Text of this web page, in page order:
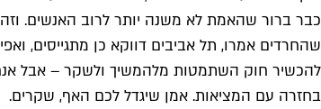
כבר ברור שהאמת לא משנה יותר לרוב האנשים.
שהחרדים אמרו, תל אביבים דווקא כן מתגייסים,
להכשיר חוק השתמטות מלהמשיך ולשקר – אבל
בחזרה עם המציאות. אמן שיגדל לכם האף, שקרים.